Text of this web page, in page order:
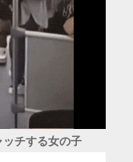
チする女の子